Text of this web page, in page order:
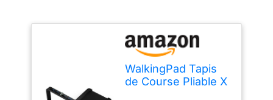
WalkingPad Tapis
de Course Pliable X